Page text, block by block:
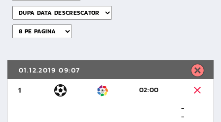
01.12.2019 09:07
1
02:00
-
-